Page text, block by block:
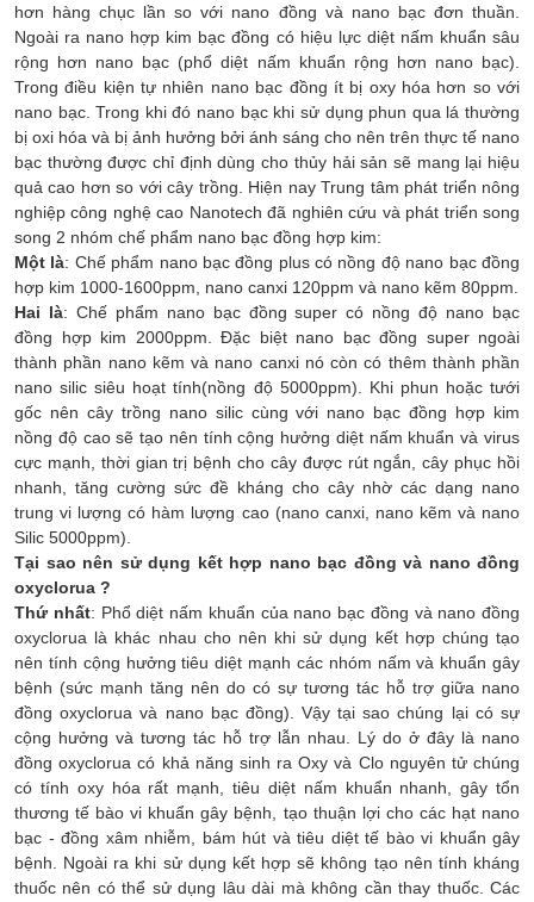
hơn hàng chục lần so với nano đồng và nano bạc đơn thuần.
Ngoài ra nano hợp kim bạc đồng có hiệu lực diệt nấm khuẩn sâu
rộng hơn nano bạc (phổ diệt nấm khuẩn rộng hơn nano bạc).
Trong điều kiện tự nhiên nano bạc đồng ít bị oxy hóa hơn so với
nano bạc. Trong khi đó nano bạc khi sử dụng phun qua lá thường
bị oxi hóa và bị ảnh hưởng bởi ánh sáng cho nên trên thực tế nano
bạc thường được chỉ định dùng cho thủy hải sản sẽ mang lại hiệu
quả cao hơn so với cây trồng. Hiện nay Trung tâm phát triển nông
nghiệp công nghệ cao Nanotech đã nghiên cứu và phát triển song
song 2 nhóm chế phẩm nano bạc đồng hợp kim:
Một là: Chế phẩm nano bạc đồng plus có nồng độ nano bạc đồng
hợp kim 1000-1600ppm, nano canxi 120ppm và nano kẽm 80ppm.
Hai là: Chế phẩm nano bạc đồng super có nồng độ nano bạc
đồng hợp kim 2000ppm. Đặc biệt nano bạc đồng super ngoài
thành phần nano kẽm và nano canxi nó còn có thêm thành phần
nano silic siêu hoạt tính(nồng độ 5000ppm). Khi phun hoặc tưới
gốc nên cây trồng nano silic cùng với nano bạc đồng hợp kim
nồng độ cao sẽ tạo nên tính cộng hưởng diệt nấm khuẩn và virus
cực mạnh, thời gian trị bệnh cho cây được rút ngắn, cây phục hồi
nhanh, tăng cường sức đề kháng cho cây nhờ các dạng nano
trung vi lượng có hàm lượng cao (nano canxi, nano kẽm và nano
Silic 5000ppm).
Tại sao nên sử dụng kết hợp nano bạc đồng và nano đồng
oxyclorua ?
Thứ nhất: Phổ diệt nấm khuẩn của nano bạc đồng và nano đồng
oxyclorua là khác nhau cho nên khi sử dụng kết hợp chúng tạo
nên tính cộng hưởng tiêu diệt mạnh các nhóm nấm và khuẩn gây
bệnh (sức mạnh tăng nên do có sự tương tác hỗ trợ giữa nano
đồng oxyclorua và nano bạc đồng). Vậy tại sao chúng lại có sự
cộng hưởng và tương tác hỗ trợ lẫn nhau. Lý do ở đây là nano
đồng oxyclorua có khả năng sinh ra Oxy và Clo nguyên tử chúng
có tính oxy hóa rất mạnh, tiêu diệt nấm khuẩn nhanh, gây tổn
thương tế bào vi khuẩn gây bệnh, tạo thuận lợi cho các hạt nano
bạc - đồng xâm nhiễm, bám hút và tiêu diệt tế bào vi khuẩn gây
bệnh. Ngoài ra khi sử dụng kết hợp sẽ không tạo nên tính kháng
thuốc nên có thể sử dụng lâu dài mà không cần thay thuốc. Các